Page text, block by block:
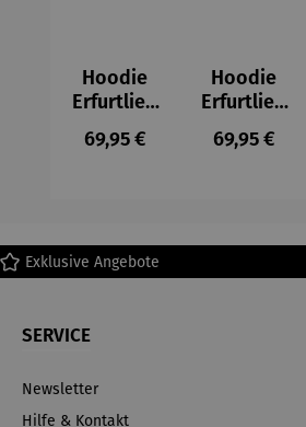
Hoodie
Erfurtlieb
Regulärer Preis:
69,95 €
Hoodie
Erfurtlieb
Regulärer
69,95 €
Exklusive Angebote
SERVICE
Newsletter
Hilfe & Kontakt